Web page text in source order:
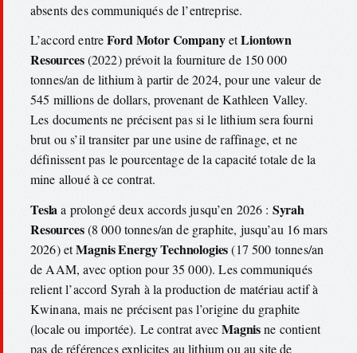
absents des communiqués de l’entreprise.
L’accord entreFord Motor CompanyetLiontown
Resources(2022) prévoit la fourniture de 150 000
tonnes/an de lithium à partir de 2024, pour une valeur de
545 millions de dollars, provenant de Kathleen Valley.
Les documents ne précisent pas si le lithium sera fourni
brut ou s’il transiter par une usine de raffinage, et ne
définissent pas le pourcentage de la capacité totale de la
mine alloué à ce contrat.
Teslaa prolongé deux accords jusqu’en 2026 : Syrah
Resources(8 000 tonnes/an de graphite, jusqu’au 16 mars
2026) etMagnis Energy Technologies(17 500 tonnes/an
de AAM, avec option pour 35 000). Les communiqués
relient l’accord Syrah à la production de matériau actif à
Kwinana, mais ne précisent pas l’origine du graphite
(locale ou importée). Le contrat avecMagnisne contient
pas de références explicites au lithium ou au site de